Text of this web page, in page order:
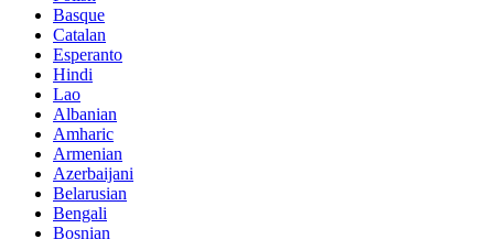
Basque
Catalan
Esperanto
Hindi
Lao
Albanian
Amharic
Armenian
Azerbaijani
Belarusian
Bengali
Bosnian